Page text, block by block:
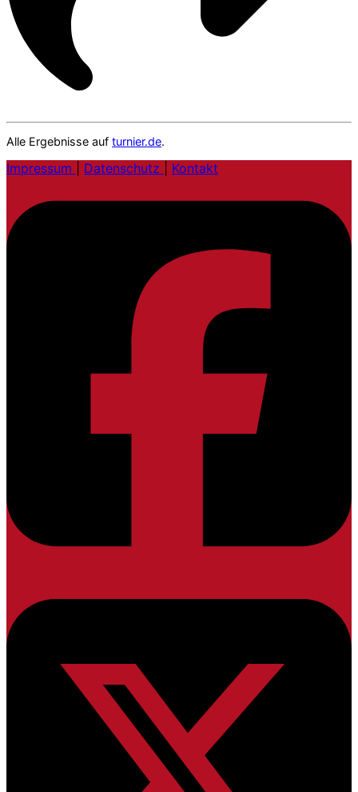
Alle Ergebnisse auf turnier.de.
Impressum Datenschutz Kontakt